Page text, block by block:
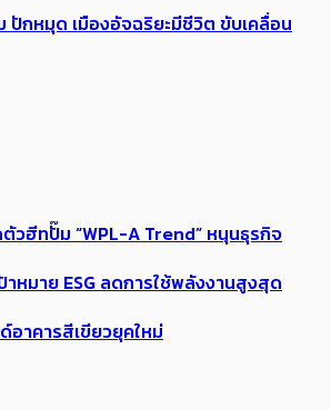
ปักหมุด เมืองอัจฉริยะมีชีวิต ขับเคลื่อน
วฮีทปั๊ม “WPL-A Trend” หนุนธุรกิจ
าหมาย ESG ลดการใช้พลังงานสูงสุด
อาคารสีเขียวยุคใหม่